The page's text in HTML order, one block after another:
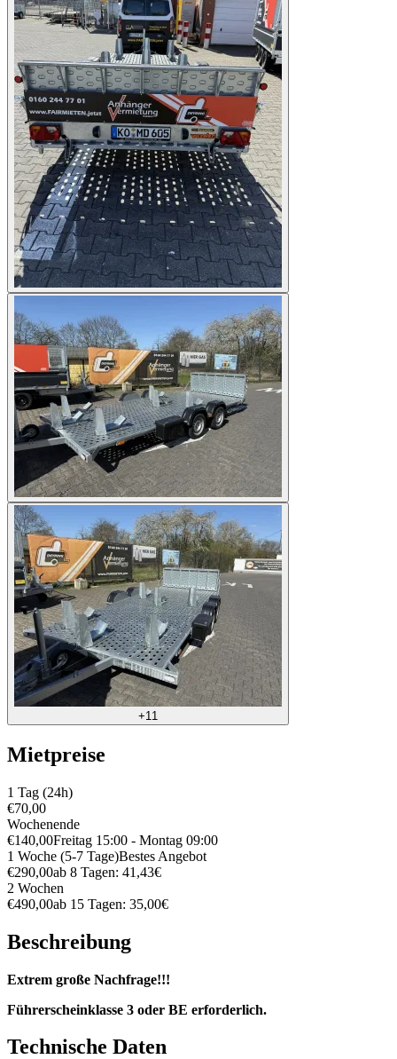
+11
Mietpreise
1 Tag (24h)
€70,00
Wochenende
€140,00Freitag 15:00 - Montag 09:00
1 Woche (5-7 Tage)Bestes Angebot
€290,00ab 8 Tagen: 41,43€
2 Wochen
€490,00ab 15 Tagen: 35,00€
Beschreibung
Extrem große Nachfrage!!!
Führerscheinklasse 3 oder BE erforderlich.
Technische Daten